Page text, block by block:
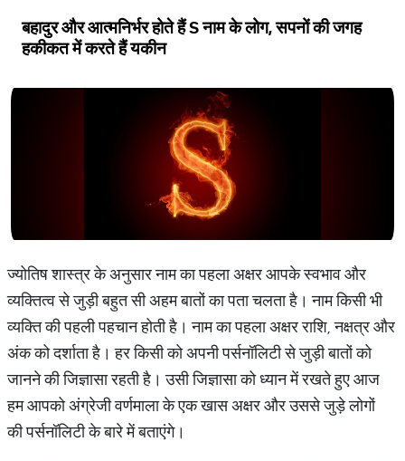
बहादुर और आत्मनिर्भर होते हैं S नाम के लोग, सपनों की जगह
हकीकत में करते हैं यकीन
ज्योतिष शास्त्र के अनुसार नाम का पहला अक्षर आपके स्वभाव और
व्यक्तित्व से जुड़ी बहुत सी अहम बातों का पता चलता है। नाम किसी भी
व्यक्ति की पहली पहचान होती है। नाम का पहला अक्षर राशि, नक्षत्र और
अंक को दर्शाता है। हर किसी को अपनी पर्सनॉलिटी से जुड़ी बातों को
जानने की जिज्ञासा रहती है। उसी जिज्ञासा को ध्यान में रखते हुए आज
हम आपको अंग्रेजी वर्णमाला के एक खास अक्षर और उससे जुड़े लोगों
की पर्सनॉलिटी के बारे में बताएंगे।